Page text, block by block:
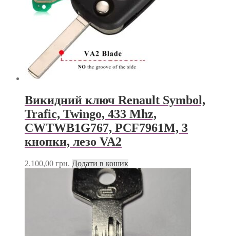
Викидний ключ Renault Symbol,
Trafic, Twingo, 433 Mhz,
CWTWB1G767, PCF7961M, 3
кнопки, лезо VA2
2.100,00 грн. Додати в кошик